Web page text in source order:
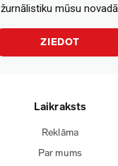
žurnālistiku mūsu novadā.
ZIEDOT
Laikraksts
Reklāma
Par mums